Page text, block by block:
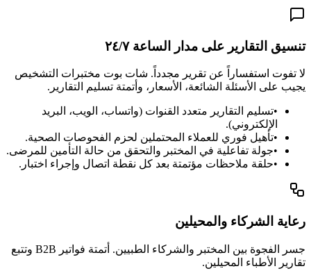
تنسيق التقارير على مدار الساعة ٢٤/٧
لا تفوت استفساراً عن تقرير مجدداً. شات بوت مختبرات التشخيص
يجيب على الأسئلة الشائعة، الأسعار، وأتمتة تسليم التقارير.
•تسليم التقارير متعدد القنوات (واتساب، الويب، البريد
الإلكتروني).
•تأهيل فوري للعملاء المحتملين لحزم الفحوصات الصحية.
•جولة تفاعلية في المختبر والتحقق من حالة التأمين للمرضى.
•حلقة ملاحظات مؤتمتة بعد كل نقطة اتصال وإجراء اختبار.
رعاية الشركاء والمحيلين
جسر الفجوة بين المختبر والشركاء الطبيين. أتمتة فواتير B2B وتتبع
تقارير الأطباء المحيلين.